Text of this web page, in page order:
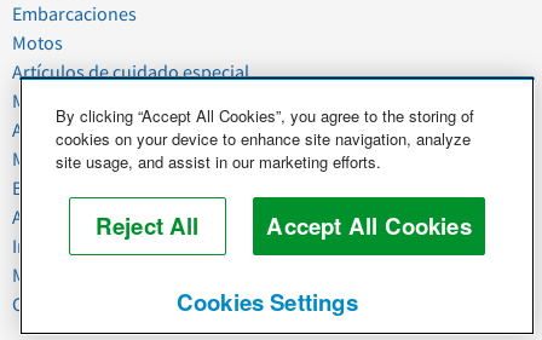
Embarcaciones
Motos
Artículos de cuidado especial
Mudanzas
Artículos del hogar
Mascotas
Basura y chatarra
Alimentos y agricultura
Industria y negocios
Maquinaria pesada
Caballos y ganado
By clicking “Accept All Cookies”, you agree to the storing of
cookies on your device to enhance site navigation, analyze
site usage, and assist in our marketing efforts.
Reject All Accept All Cookies
Cookies Settings